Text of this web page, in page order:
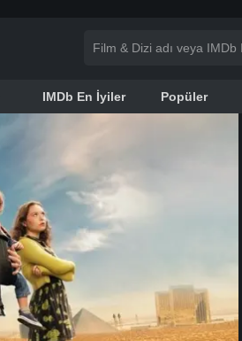
IMDb En İyiler Popüler